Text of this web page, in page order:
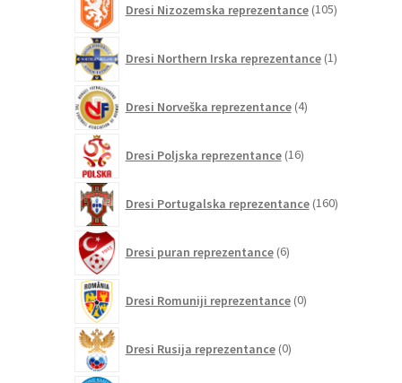
Dresi Nizozemska reprezentance 105izdelkov
Dresi Northern Irska reprezentance 1izdelek
Dresi Norveška reprezentance 4izdelki
Dresi Poljska reprezentance 16izdelkov
Dresi Portugalska reprezentance 160izdelkov
Dresi puran reprezentance 6izdelkov
Dresi Romuniji reprezentance 0izdelkov
Dresi Rusija reprezentance 0izdelkov